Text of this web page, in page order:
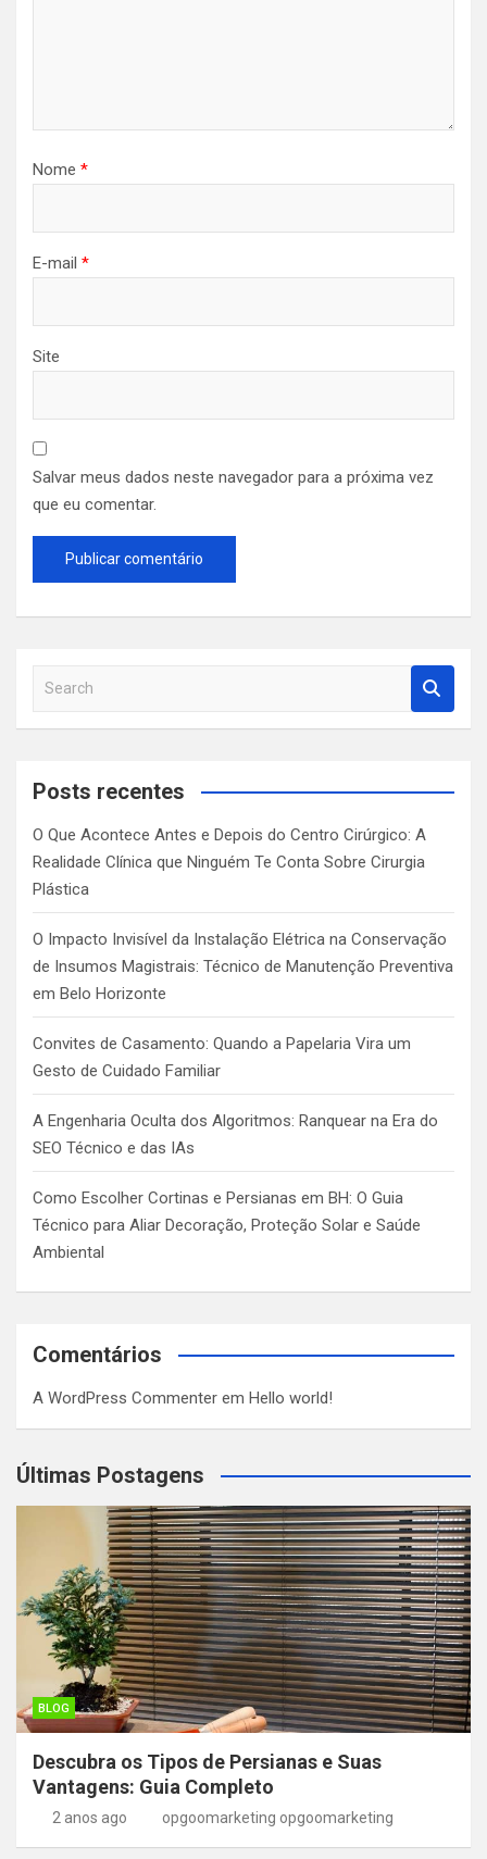
Nome *
E-mail *
Site
Salvar meus dados neste navegador para a próxima vez
que eu comentar.
a
c
Posts recentes
O Que Acontece Antes e Depois do Centro Cirúrgico: A
Realidade Clínica que Ninguém Te Conta Sobre Cirurgia
Plástica
O Impacto Invisível da Instalação Elétrica na Conservação
de Insumos Magistrais: Técnico de Manutenção Preventiva
em Belo Horizonte
Convites de Casamento: Quando a Papelaria Vira um
Gesto de Cuidado Familiar
A Engenharia Oculta dos Algoritmos: Ranquear na Era do
SEO Técnico e das IAs
Como Escolher Cortinas e Persianas em BH: O Guia
Técnico para Aliar Decoração, Proteção Solar e Saúde
Ambiental
Comentários
A WordPress Commenter em Hello world!
Últimas Postagens
BLOG
Descubra os Tipos de Persianas e Suas
Vantagens: Guia Completo
2 anos ago opgoomarketing opgoomarketing